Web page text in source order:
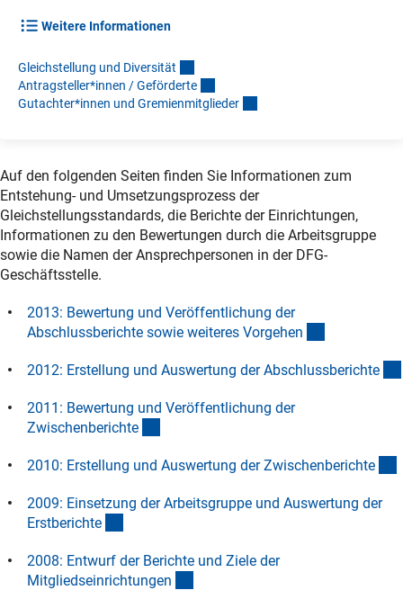
Weitere Informationen
Gleichstellung und Diversität
Antragsteller*innen / Geförderte
Gutachter*innen und Gremienmitglieder
Auf den folgenden Seiten finden Sie Informationen zum
Entstehung- und Umsetzungsprozess der
Gleichstellungsstandards, die Berichte der Einrichtungen,
Informationen zu den Bewertungen durch die Arbeitsgruppe
sowie die Namen der Ansprechpersonen in der DFG-
Geschäftsstelle.
2013: Bewertung und Veröffentlichung der
Abschlussberichte sowie weiteres Vorgehen
2012: Erstellung und Auswertung der Abschlussberichte
2011: Bewertung und Veröffentlichung der
Zwischenberichte
2010: Erstellung und Auswertung der Zwischenberichte
2009: Einsetzung der Arbeitsgruppe und Auswertung der
Erstberichte
2008: Entwurf der Berichte und Ziele der
Mitgliedseinrichtungen